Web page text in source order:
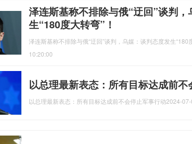
泽连斯基称不排除与俄“迂回”谈判
生“180度大转弯”！
泽连斯基称不排除与俄“迂回”谈判，乌媒：谈判态度发生“180
10:20:00
以总理最新表态：所有目标达成前
以总理最新表态：所有目标达成前不会停止军事行动2024-